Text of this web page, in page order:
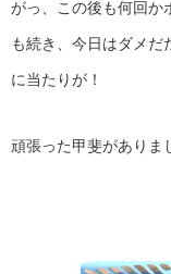
がっ、この後も何回か
も続き、今日はダメだ
に当たりが！
頑張った甲斐がありま